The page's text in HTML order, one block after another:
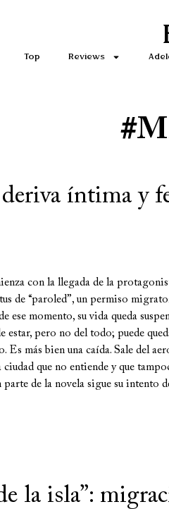
Top Reviews
íntima y
con la llegada de la
de “paroled”, un permiso
ese momento, su vida queda
estar, pero no del todo; puede
más bien una caída. Sale del
que no entiende y que
de la novela sigue su intento
la isla”: